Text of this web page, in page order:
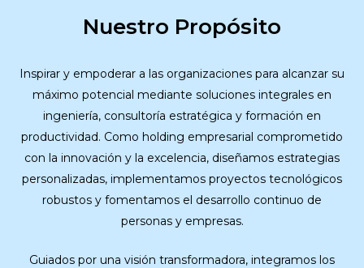
Nuestro Propósito
Inspirar y empoderar a las organizaciones para alcanzar su
máximo potencial mediante soluciones integrales en
ingeniería, consultoría estratégica y formación en
productividad. Como holding empresarial comprometido
con la innovación y la excelencia, diseñamos estrategias
personalizadas, implementamos proyectos tecnológicos
robustos y fomentamos el desarrollo continuo de
personas y empresas.
Guiados por una visión transformadora, integramos los